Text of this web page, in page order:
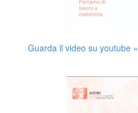
Guarda il video su youtube »